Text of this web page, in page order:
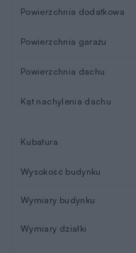
Powierzchnia dodatkowa
Powierzchnia garażu
Powierzchnia dachu
Kąt nachylenia dachu
Kubatura
Wysokość budynku
Wymiary budynku
Wymiary działki